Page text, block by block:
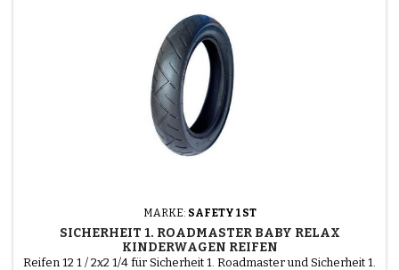
MARKE: SAFETY 1 ST
SICHERHEIT 1. ROADMASTER BABY RELAX
KINDERWAGEN REIFEN
Reifen 12 1 / 2x2 1/4 für Sicherheit 1. Roadmaster und Sicherheit 1.